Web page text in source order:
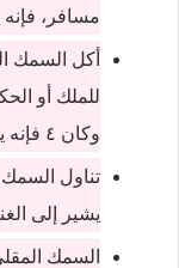
مسافر،
أكل السمك
للملك أو
وكان ٤ فإنه يشير إلى النساء أو الرزق الحلال.
تناول
يشير إلى
السمك